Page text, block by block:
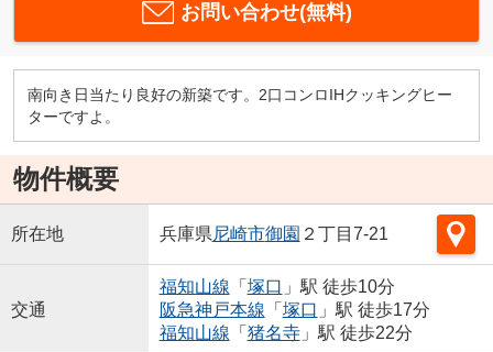
お問い合わせ(無料)
南向き日当たり良好の新築です。2口コンロIHクッキングヒー
ターですよ。
物件概要
所在地 兵庫県尼崎市御園 ２丁目7-21
交通
福知山線 「 塚口 」駅 徒歩10分
阪急神戸本線 「 塚口 」駅 徒歩17分
福知山線 「 猪名寺」駅 徒歩22分